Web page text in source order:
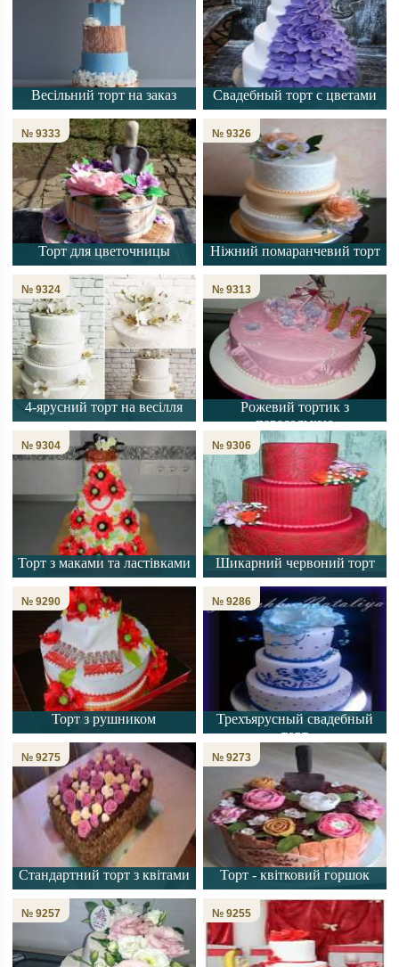
Весільний торт на заказ Свадебный торт с цветами
Торт для цветочницы
№ 9333
Ніжний помаранчевий торт
№ 9326
4-ярусний торт на весілля
№ 9324
Рожевий тортик з
парасолькою
№ 9313
Торт з маками та ластівками
№ 9304
Шикарний червоний торт
№ 9306
Торт з рушником
№ 9290
Трехъярусный свадебный
торт
№ 9286
Стандартний торт з квітами
№ 9275
Торт - квітковий горшок
№ 9273
№ 9257 № 9255